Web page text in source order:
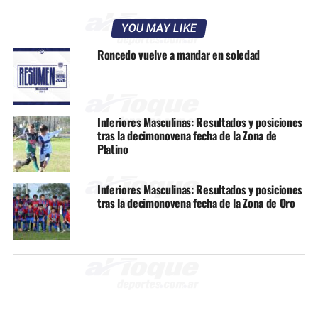
YOU MAY LIKE
Roncedo vuelve a mandar en soledad
Inferiores Masculinas: Resultados y posiciones
tras la decimonovena fecha de la Zona de
Platino
Inferiores Masculinas: Resultados y posiciones
tras la decimonovena fecha de la Zona de Oro